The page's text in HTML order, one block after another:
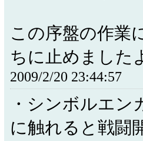
この序盤の作業
ちに止めました
2009/2/20 23:44:57
・シンボルエ
に触れると戦闘